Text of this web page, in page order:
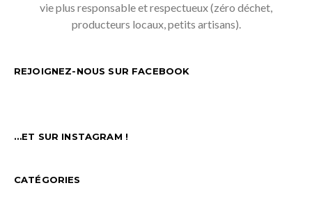
vie plus responsable et respectueux (zéro déchet,
producteurs locaux, petits artisans).
REJOIGNEZ-NOUS SUR FACEBOOK
…ET SUR INSTAGRAM !
CATÉGORIES